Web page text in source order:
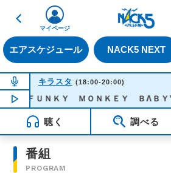
戻る
エアスケジュール NACK5 NEXT
マイページ
NOW ON AIR
キラスタ (18:00-20:00)
NOW PLAYING19:15
- ＦＵＮＫＹ ＭＯＮＫＥＹ ＢΛＢＹ’Ｓ
聴く 調べる
番組
PROGRAM